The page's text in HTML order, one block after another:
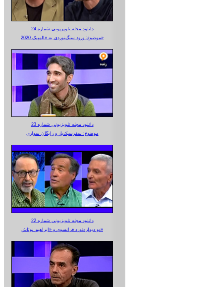
دانلود مجله تلویزیونی شماره 24
موضوع: ورود سنگ‌نوردی به «المپیک 2020»
دانلود مجله تلویزیونی شماره 23
موضوع: سفرسبک‌بار و رایگان سواری
دانلود مجله تلویزیونی شماره 22
دو دیواره‌نورد فرانسوی و «ابراهیم نوتاش»